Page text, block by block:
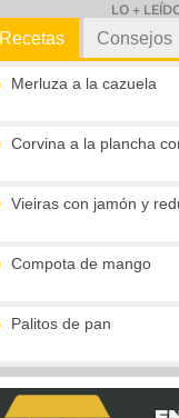
LO +
Recetas
Merluza a la cazuela
Corvina a la plancha
Vieiras con jamón y
Compota de mango
Palitos de pan
Tronco de chocolate y
Consejos